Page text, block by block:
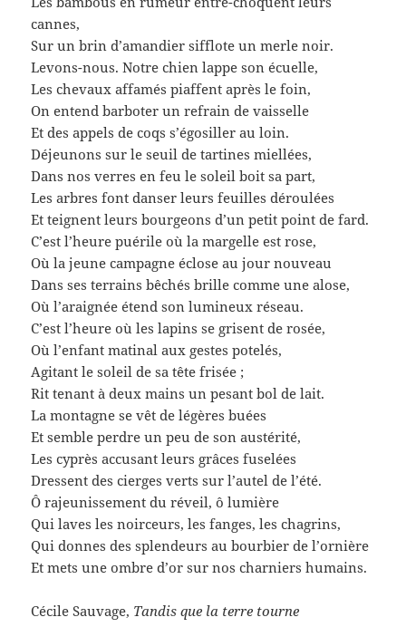
cannes,
Sur un brin d’amandier sifflote un merle noir.
Levons-nous. Notre chien lappe son écuelle,
Les chevaux affamés piaffent après le foin,
On entend barboter un refrain de vaisselle
Et des appels de coqs s’égosiller au loin.
Déjeunons sur le seuil de tartines miellées,
Dans nos verres en feu le soleil boit sa part,
Les arbres font danser leurs feuilles déroulées
Et teignent leurs bourgeons d’un petit point de fard.
C’est l’heure puérile où la margelle est rose,
Où la jeune campagne éclose au jour nouveau
Dans ses terrains bêchés brille comme une alose,
Où l’araignée étend son lumineux réseau.
C’est l’heure où les lapins se grisent de rosée,
Où l’enfant matinal aux gestes potelés,
Agitant le soleil de sa tête frisée ;
Rit tenant à deux mains un pesant bol de lait.
La montagne se vêt de légères buées
Et semble perdre un peu de son austérité,
Les cyprès accusant leurs grâces fuselées
Dressent des cierges verts sur l’autel de l’été.
Ô rajeunissement du réveil, ô lumière
Qui laves les noirceurs, les fanges, les chagrins,
Qui donnes des splendeurs au bourbier de l’ornière
Et mets une ombre d’or sur nos charniers humains.
Cécile Sauvage, Tandis que la terre tourne